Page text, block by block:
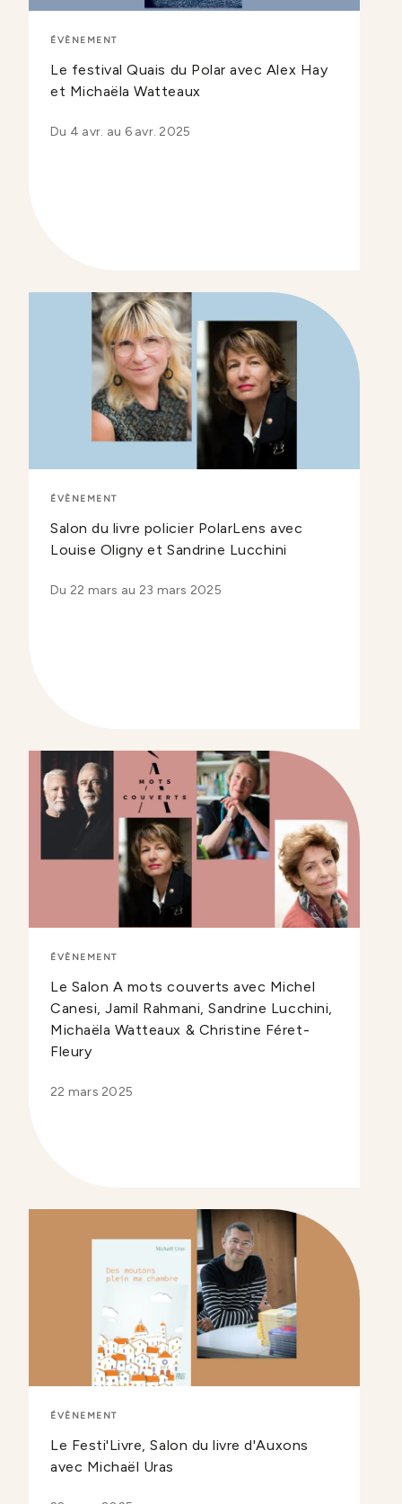
ÉVÈNEMENT
Le festival Quais du Polar avec Alex Hay
et Michaëla Watteaux
Du 4 avr. au 6 avr. 2025
ÉVÈNEMENT
Salon du livre policier PolarLens avec
Louise Oligny et Sandrine Lucchini
Du 22 mars au 23 mars 2025
ÉVÈNEMENT
Le Salon A mots couverts avec Michel
Canesi, Jamil Rahmani, Sandrine Lucchini,
Michaëla Watteaux & Christine Féret-
Fleury
22 mars 2025
ÉVÈNEMENT
Le Festi'Livre, Salon du livre d'Auxons
avec Michaël Uras